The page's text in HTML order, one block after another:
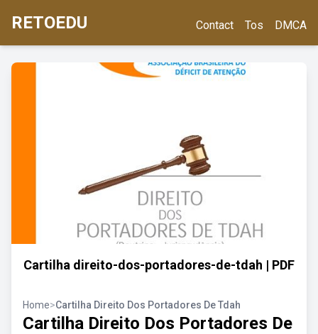
RETOEDU Contact Tos DMCA
Cartilha direito-dos-portadores-de-tdah | PDF
Home>Cartilha Direito Dos Portadores De Tdah
Cartilha Direito Dos Portadores De